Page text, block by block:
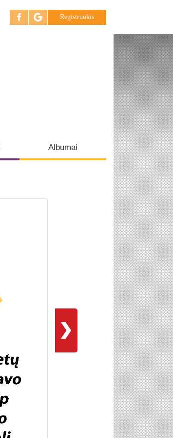
Registruokis
Albumai